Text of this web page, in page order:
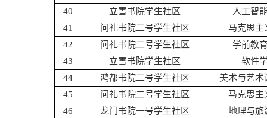
40
立雪书院学生社区
人工智
41
问礼书院二号学生社区
马克思主
42
问礼书院二号学生社区
学前教
43
立雪书院学生社区
软件
44
鸿都书院二号学生社区
美术与艺术
45
问礼书院二号学生社区
马克思主
46
龙门书院一号学生社区
地理与旅